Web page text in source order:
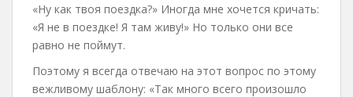
«Ну как твоя поездка?» Иногда мне хочется кричать:
«Я не в поездке! Я там живу!» Но только они все
равно не поймут.
Поэтому я всегда отвечаю на этот вопрос по этому
вежливому шаблону: «Так много всего произошло